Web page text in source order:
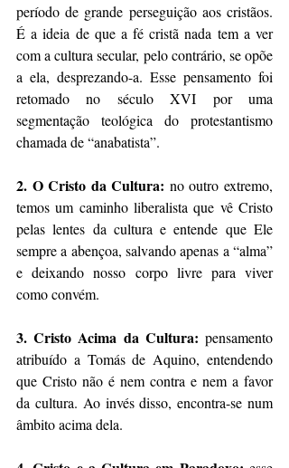
período de grande perseguição aos cristãos.
É a ideia de que a fé cristã nada tem a ver
com a cultura secular, pelo contrário, se opõe
a ela, desprezando-a. Esse pensamento foi
retomado no século XVI por uma
segmentação teológica do protestantismo
chamada de “anabatista”.
2. O Cristo da Cultura: no outro extremo,
temos um caminho liberalista que vê Cristo
pelas lentes da cultura e entende que Ele
sempre a abençoa, salvando apenas a “alma”
e deixando nosso corpo livre para viver
como convém.
3. Cristo Acima da Cultura: pensamento
atribuído a Tomás de Aquino, entendendo
que Cristo não é nem contra e nem a favor
da cultura. Ao invés disso, encontra-se num
âmbito acima dela.